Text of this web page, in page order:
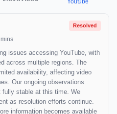
Youtube
Resolved
issues accessing YouTube, with
across multiple regions. The
availability, affecting video
Our ongoing observations
stable at this time. We
as resolution efforts continue.
information becomes available